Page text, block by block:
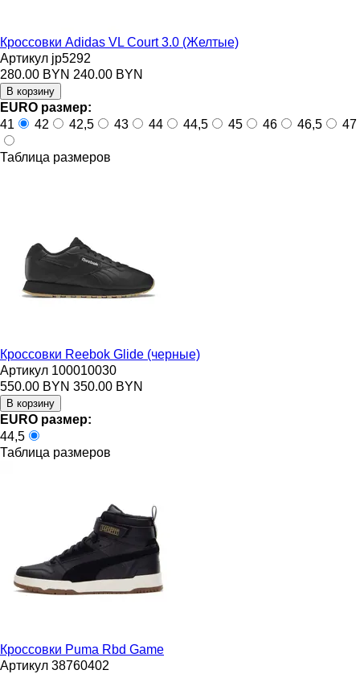
Кроссовки Adidas VL Court 3.0 (Желтые)
Артикул jp5292
280.00 BYN 240.00 BYN
EURO размер:
41
42 42,5 43 44 44,5 45 46 46,5 47
Таблица размеров
Кроссовки Reebok Glide (черные)
Артикул 100010030
550.00 BYN 350.00 BYN
EURO размер:
44,5
Таблица размеров
Кроссовки Puma Rbd Game
Артикул 38760402